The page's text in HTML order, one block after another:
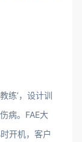
练’，设计训
病。FAE大
开机，客户